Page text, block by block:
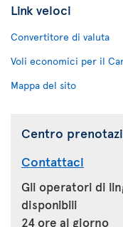
Link veloci
Convertitore di valuta
Voli economici per il
Mappa del sito
Centro
Contattaci
Gli operatori di
disponibili
24 ore al giorno